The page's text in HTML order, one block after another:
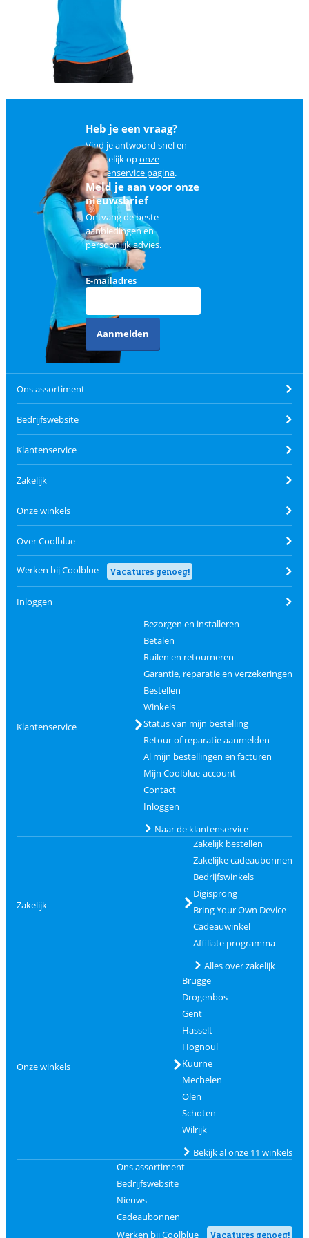
Heb je een vraag?
Vind je antwoord snel en
makkelijk oponze
klantenservice pagina.
Meld je aan voor onze
nieuwsbrief
Ontvang de beste
aanbiedingen en
persoonlijk advies.
E-mailadres
Aanmelden
Ons assortiment
Bedrijfswebsite
Klantenservice
Zakelijk
Onze winkels
Over Coolblue
Werken bij Coolblue Vacatures genoeg!
Inloggen
Klantenservice
Bezorgen en installeren
Betalen
Ruilen en retourneren
Garantie, reparatie en verzekeringen
Bestellen
Winkels
Status van mijn bestelling
Retour of reparatie aanmelden
Al mijn bestellingen en facturen
Mijn Coolblue-account
Contact
Inloggen
Naar de klantenservice
Zakelijk
Zakelijk bestellen
Zakelijke cadeaubonnen
Bedrijfswinkels
Digisprong
Bring Your Own Device
Cadeauwinkel
Affiliate programma
Alles over zakelijk
Onze winkels
Brugge
Drogenbos
Gent
Hasselt
Hognoul
Kuurne
Mechelen
Olen
Schoten
Wilrijk
Bekijk al onze 11 winkels
Ons assortiment
Bedrijfswebsite
Nieuws
Cadeaubonnen
Werken bij Coolblue
Vacatures genoeg!